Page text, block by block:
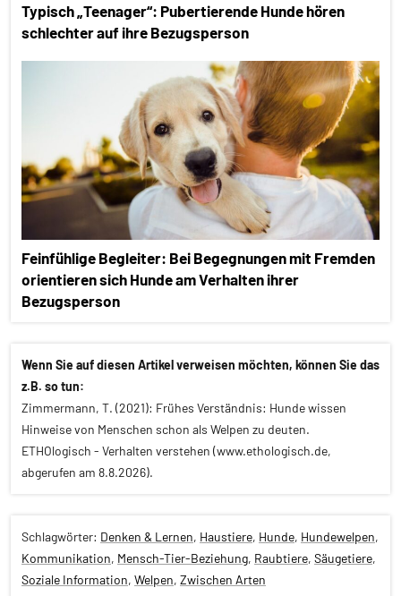
Typisch „Teenager“: Pubertierende Hunde hören
schlechter auf ihre Bezugsperson
Feinfühlige Begleiter: Bei Begegnungen mit Fremden
orientieren sich Hunde am Verhalten ihrer
Bezugsperson
Wenn Sie auf diesen Artikel verweisen möchten, können Sie das
z.B. so tun:
Zimmermann, T. (2021): Frühes Verständnis: Hunde wissen
Hinweise von Menschen schon als Welpen zu deuten.
ETHOlogisch - Verhalten verstehen (www.ethologisch.de,
abgerufen am 8.8.2026).
Schlagwörter: Denken & Lernen, Haustiere, Hunde, Hundewelpen,
Kommunikation, Mensch-Tier-Beziehung, Raubtiere, Säugetiere,
Soziale Information, Welpen, Zwischen Arten